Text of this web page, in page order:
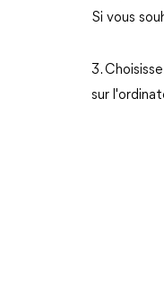
Si vous
3.
sur